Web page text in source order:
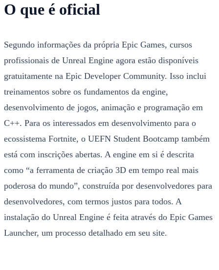
O que é oficial
Segundo informações da própria Epic Games, cursos
profissionais de Unreal Engine agora estão disponíveis
gratuitamente na Epic Developer Community. Isso inclui
treinamentos sobre os fundamentos da engine,
desenvolvimento de jogos, animação e programação em
C++. Para os interessados em desenvolvimento para o
ecossistema Fortnite, o UEFN Student Bootcamp também
está com inscrições abertas. A engine em si é descrita
como “a ferramenta de criação 3D em tempo real mais
poderosa do mundo”, construída por desenvolvedores para
desenvolvedores, com termos justos para todos. A
instalação do Unreal Engine é feita através do Epic Games
Launcher, um processo detalhado em seu site.